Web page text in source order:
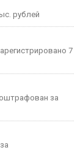
рублей
7
за